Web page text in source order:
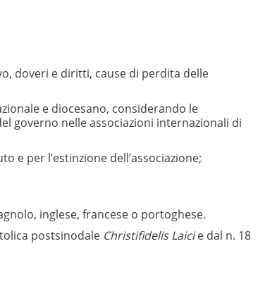
doveri e diritti, cause di perdita delle
e diocesano, considerando le
governo nelle associazioni internazionali di
per l’estinzione dell’associazione;
inglese, francese o portoghese.
postsinodale Christifidelis Laicie dal n. 18